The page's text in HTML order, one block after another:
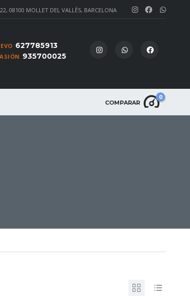
08100 MOLLET DEL VALLÈS, BARCELONA
627785913
935700025
COMPARAR
0